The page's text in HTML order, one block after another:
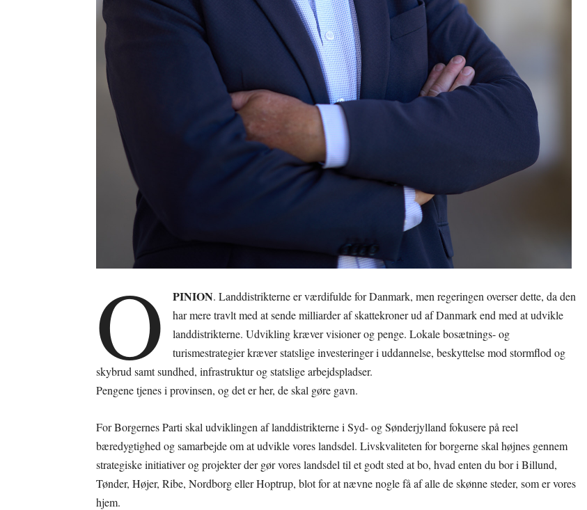
O PINION. Landdistrikterne er værdifulde for Danmark, men regeringen overser dette, da den
har mere travlt med at sende milliarder af skattekroner ud af Danmark end med at udvikle
landdistrikterne. Udvikling kræver visioner og penge. Lokale bosætnings- og
turismestrategier kræver statslige investeringer i uddannelse, beskyttelse mod stormflod og
skybrud samt sundhed, infrastruktur og statslige arbejdspladser.
Pengene tjenes i provinsen, og det er her, de skal gøre gavn.
For Borgernes Parti skal udviklingen af landdistrikterne i Syd- og Sønderjylland fokusere på reel
bæredygtighed og samarbejde om at udvikle vores landsdel. Livskvaliteten for borgerne skal højnes gennem
strategiske initiativer og projekter der gør vores landsdel til et godt sted at bo, hvad enten du bor i Billund,
Tønder, Højer, Ribe, Nordborg eller Hoptrup, blot for at nævne nogle få af alle de skønne steder, som er vores
hjem.